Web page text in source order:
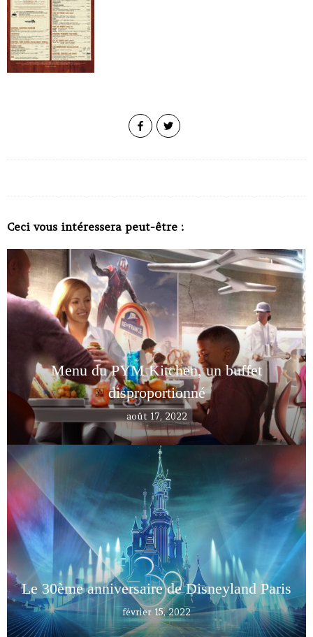
Ceci vous intéressera peut-être :
Menu du PYM Kitchen, un buffet
disproportionné
août 17, 2022
Le 30ème anniversaire de Disneyland Paris
février 15, 2022